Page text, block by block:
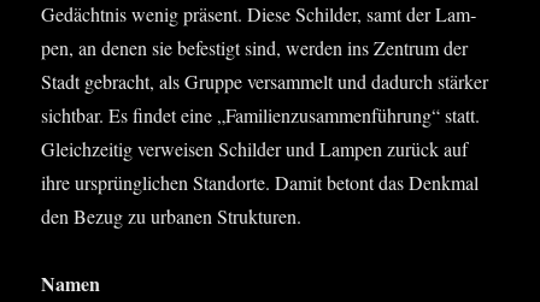
Gedächt­nis wenig prä­sent. Die­se Schil­der, samt der Lam­
pen, an denen sie befes­tigt sind, wer­den ins Zen­trum der
Stadt gebracht, als Grup­pe ver­sam­melt und dadurch stär­ker
sicht­bar. Es fin­det eine „Fami­li­en­zu­sam­men­füh­rung“ statt.
Gleich­zei­tig ver­wei­sen Schil­der und Lam­pen zurück auf
ihre ursprüng­li­chen Stand­or­te. Damit betont das Denk­mal
den Bezug zu urba­nen Strukturen.
Namen